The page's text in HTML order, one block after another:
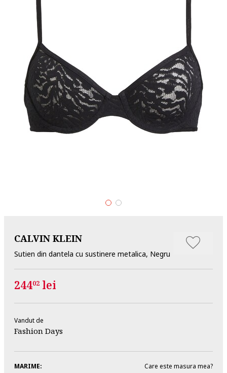
CALVIN KLEIN
Sutien din dantela cu sustinere metalica, Negru
24402 lei
Vandut de
Fashion Days
MARIME: Care este masura mea?